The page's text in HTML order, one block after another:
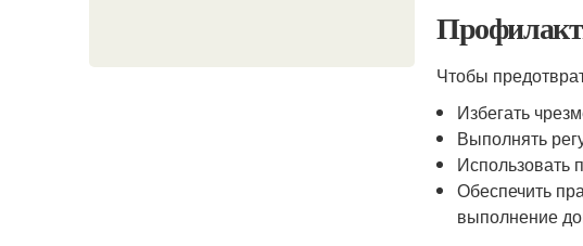
Чтобы
Избегать
Выполнять
Использовать
Обеспечить
выполнение